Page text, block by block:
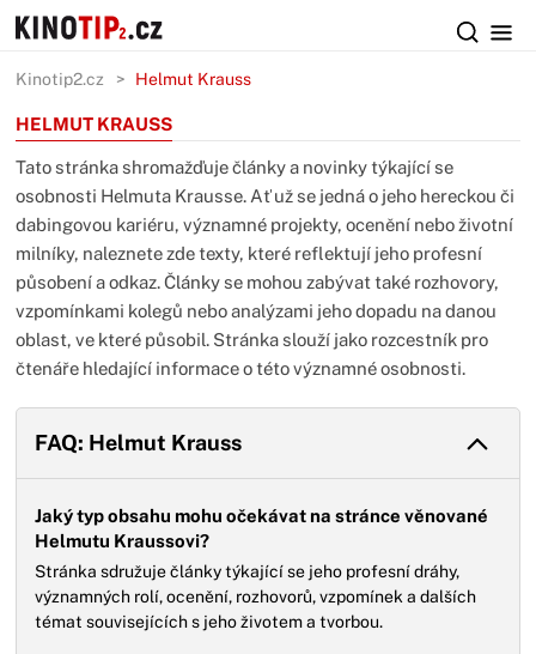
Kinotip2.cz Helmut Krauss
HELMUT KRAUSS
Tato stránka shromažďuje články a novinky týkající se
osobnosti Helmuta Krausse. Ať už se jedná o jeho hereckou či
dabingovou kariéru, významné projekty, ocenění nebo životní
milníky, naleznete zde texty, které reflektují jeho profesní
působení a odkaz. Články se mohou zabývat také rozhovory,
vzpomínkami kolegů nebo analýzami jeho dopadu na danou
oblast, ve které působil. Stránka slouží jako rozcestník pro
čtenáře hledající informace o této významné osobnosti.
FAQ: Helmut Krauss
Jaký typ obsahu mohu očekávat na stránce věnované
Helmutu Kraussovi?
Stránka sdružuje články týkající se jeho profesní dráhy,
významných rolí, ocenění, rozhovorů, vzpomínek a dalších
témat souvisejících s jeho životem a tvorbou.